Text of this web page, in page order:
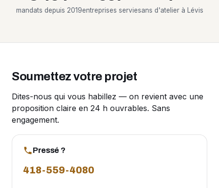
mandats depuis 2019entreprises serviesans d'atelier à Lévis
Soumettez votre projet
Dites-nous qui vous habillez — on revient avec une
proposition claire en 24 h ouvrables. Sans
engagement.
Pressé ?
418-559-4080